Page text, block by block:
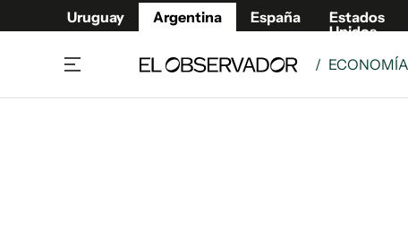
Uruguay Argentina España
Estados
Unidos
/